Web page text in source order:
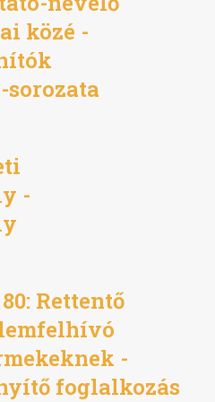
közé -
-
Rettentő
-
foglalkozás